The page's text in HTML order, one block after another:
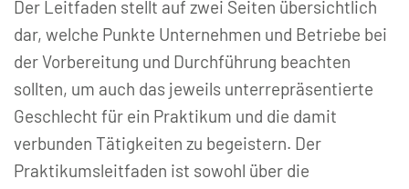
Der Leitfaden stellt auf zwei Seiten übersichtlich
dar, welche Punkte Unternehmen und Betriebe bei
der Vorbereitung und Durchführung beachten
sollten, um auch das jeweils unterrepräsentierte
Geschlecht für ein Praktikum und die damit
verbunden Tätigkeiten zu begeistern. Der
Praktikumsleitfaden ist sowohl über die